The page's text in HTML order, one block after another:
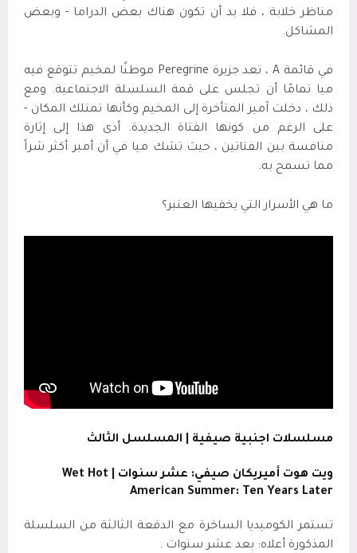
مناظر خلابة ، فلا بد أن تكون هناك بعض الدراما - وبعض
المشاكل.
في قائمة A ، تعد جزيرة Peregrine موطنًا لمخيم تتوقع فيه
ميا تمامًا أن تجلس على قمة السلسلة الاجتماعية. ومع
ذلك ، دخلت آمبر المتأخرة إلى المخيم وكأنها تمتلك المكان -
على الرغم من كونها الفتاة الجديدة. أدى هذا إلى إثارة
منافسة بين الفتاتين ، حيث تشك ميا في أن أمبر أكثر شراً
مما تسمح به.
ما هي الأسرار التي يخفيها العنبر؟
مسلسلات اجنبية صيفية | المسلسل الثالث
ويت هوت أميريكان صيفي: عشر سنوات | Wet Hot
American Summer: Ten Years Later
تستمر الكوميديا ​​الساخرة مع الدفعة الثالثة من السلسلة
المذكورة أعلاه: بعد عشر سنوات .